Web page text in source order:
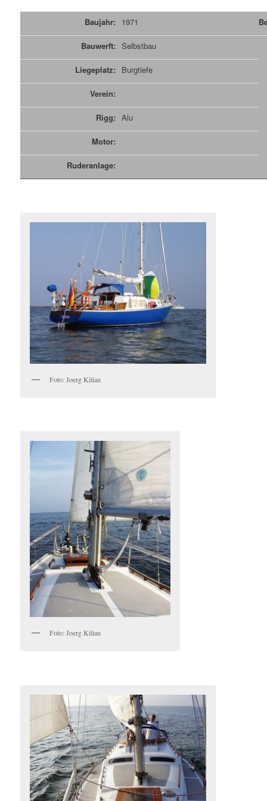
Baujahr: 1971
Bauwerft: Selbstbau
Liegeplatz: Burgtiefe
Verein:
Rigg: Alu
Motor:
Ruderanlage:
Foto: Joerg Kilian
Foto: Joerg Kilian